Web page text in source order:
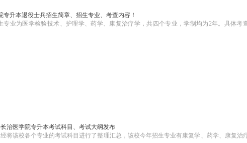
专升本退役士兵招生简章、招生专业、考查内容！
业为医学检验技术、护理学、药学、康复治疗学，共四个专业，学制均为2年。具体考
长治医学院专升本考试科目、考试大纲发布
将该校各个专业的考试科目进行了整理汇总，该校今年招生专业有康复学、药学、康复治